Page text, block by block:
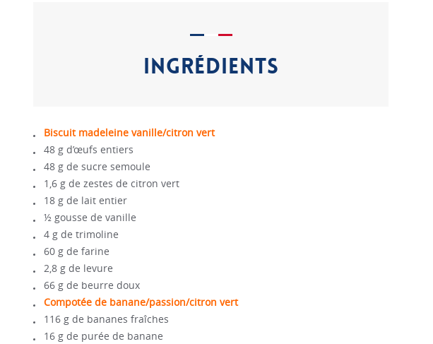
INGRÉDIENTS
Biscuit madeleine vanille/citron vert
48 g d’œufs entiers
48 g de sucre semoule
1,6 g de zestes de citron vert
18 g de lait entier
½ gousse de vanille
4 g de trimoline
60 g de farine
2,8 g de levure
66 g de beurre doux
Compotée de banane/passion/citron vert
116 g de bananes fraîches
16 g de purée de banane